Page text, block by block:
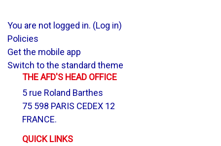
You are not logged in. (Log in)
Policies
Get the mobile app
Switch to the standard theme
THE AFD'S HEAD OFFICE
5 rue Roland Barthes
75 598 PARIS CEDEX 12
FRANCE.
QUICK LINKS